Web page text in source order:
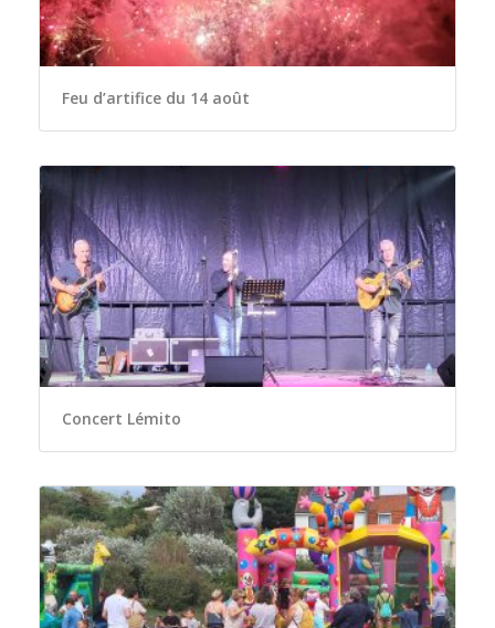
Feu d’artifice du 14 août
Concert Lémito